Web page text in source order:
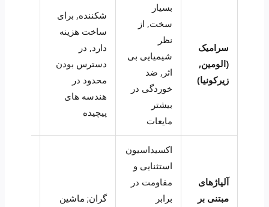
سرامیک
(الومین,
زیرکونیا)
بسیار
سخت, از
نظر
شیمیایی بی
اثر, ضد
خوردگی در
بیشتر
مایعات
شکننده, برای
ساخت هزینه
دارد, در
دسترس بودن
محدود در
هندسه های
پیچیده
آلیاژهای
مبتنی بر
اکسیداسیون
استثنایی و
مقاومت در
برابر
گران; ماشین